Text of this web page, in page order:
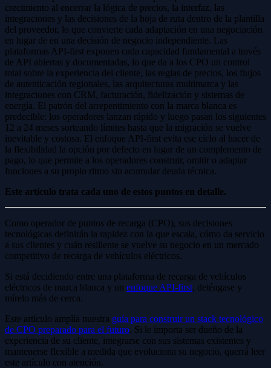
crecimiento al encerrar la lógica de precios, la interfaz, las
integraciones y las decisiones de la hoja de ruta dentro de la plantilla
del proveedor, lo que convierte cada adaptación en una negociación
en lugar de en una decisión de negocio independiente. Las
plataformas API-first exponen cada capacidad fundamental a través
de API abiertas y documentadas, lo que da a los CPO un control
total sobre la experiencia del cliente, las reglas de precios, los flujos
de autenticación regionales, las arquitecturas multimarca y las
integraciones con CRM, facturación, fidelización y sistemas de
energía. El patrón del arrepentimiento con la marca blanca es
predecible: los operadores lanzan rápido y luego pasan los siguientes
12 a 24 meses sorteando límites hasta que la migración se vuelve
inevitable y costosa. El enfoque API-first evita ese ciclo al hacer de
la flexibilidad la opción por defecto en lugar de un complemento de
pago, lo que permite a los operadores construir, omitir o adaptar
funciones a su propio ritmo sin acumular deuda técnica.
Este artículo trata cada uno de estos puntos en detalle.
Como operador de puntos de recarga (CPO), sus decisiones
tecnológicas definirán la rapidez con la que escala, cómo da servicio
a sus clientes y cuán resiliente se vuelve su negocio en un mercado
competitivo de recarga de vehículos eléctricos.
Si está decidiendo entre una plataforma de recarga de vehículos
eléctricos de marca blanca y un enfoque API-first, deténgase y
mírelo más de cerca.
Este artículo amplía nuestra guía para construir un stack tecnológico
de CPO preparado para el futuro. Si le importa ser dueño de la
experiencia de su cliente, integrarse con sus sistemas existentes y
mantenerse flexible a medida que evoluciona su negocio, querrá leer
este artículo con atención.